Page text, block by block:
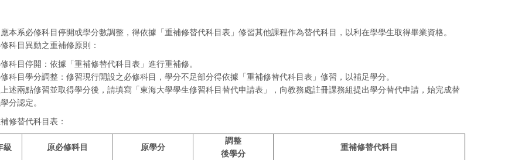
本系必修科目停開或學分數調整，得依據 「重補修替代科目表」 修習其他課程作為替代科目，以利在學學生取得畢業資格。
科目異動之重補修原則：
科目停開：依據「重補修替代科目表」進行重補修。
科目學分調整：修習現行開設之必修科目，學分不足部分得依據「重補修替代科目表」修習，以補足學分。
述兩點修習並取得學分後，請填寫「東海大學學生修習科目替代申請表」，向教務處註冊課務組提出學分替代申請，始完成替
分認定。
修替代科目表：
級 原必修科目 原學分
調整
後學分
重補修替代科目